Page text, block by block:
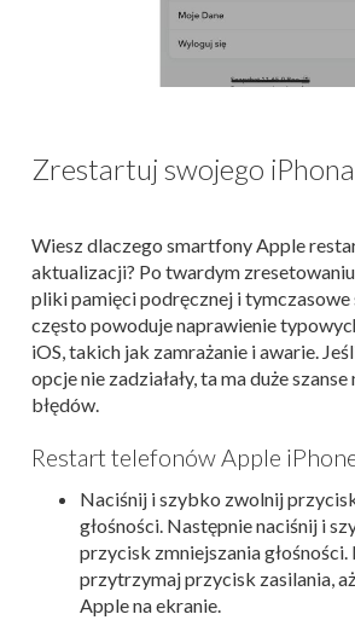
Zrestartuj swojego iPhona
Wiesz dlaczego smartfony Apple
aktualizacji? Po twardym zresetowaniu
pliki pamięci podręcznej i tymczasowe
często powoduje naprawienie
iOS, takich jak zamrażanie i awarie.
opcje nie zadziałały, ta ma duże
błędów.
Restart telefonów Apple
Naciśnij i szybko zwolnij
głośności. Następnie naciśnij i
przycisk zmniejszania
przytrzymaj przycisk zasilania,
Apple na ekranie.